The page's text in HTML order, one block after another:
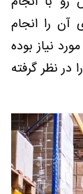
آن را انجام
نیاز بوده
در نظر گرفته